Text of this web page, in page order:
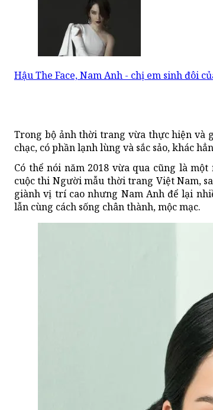
Hậu The Face, Nam Anh - chị em sinh đôi
Trong bộ ảnh thời trang vừa thực hiện và
chạc, có phần lạnh lùng và sắc sảo, khác
Có thể nói năm 2018 vừa qua cũng là
cuộc thi Người mẫu thời trang Việt Nam,
giành vị trí cao nhưng Nam Anh để lại
lẫn cùng cách sống chân thành, mộc mạc.